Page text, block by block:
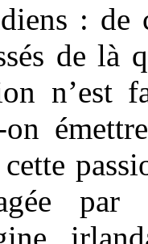
:
de là
n’est
par